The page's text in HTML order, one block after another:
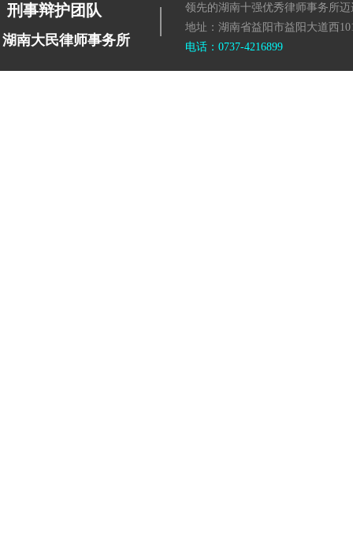
刑事辩护团队
湖南大民律师事务所
|
领先的湖南十强优秀律师事务所迈
地址：湖南省益阳市益阳大道西
电话：0737-4216899